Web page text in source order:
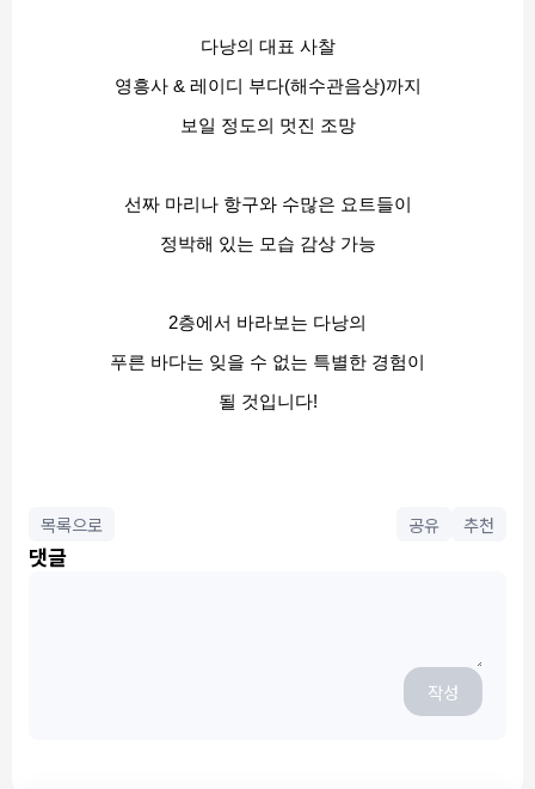
다낭의 대표 사찰
영흥사 & 레이디 부다(해수관음상)까지
보일 정도의 멋진 조망
선짜 마리나 항구와 수많은 요트들이
정박해 있는 모습 감상 가능
2층에서 바라보는 다낭의
푸른 바다는 잊을 수 없는 특별한 경험이
될 것입니다!
목록으로 공유 추천
댓글
작성